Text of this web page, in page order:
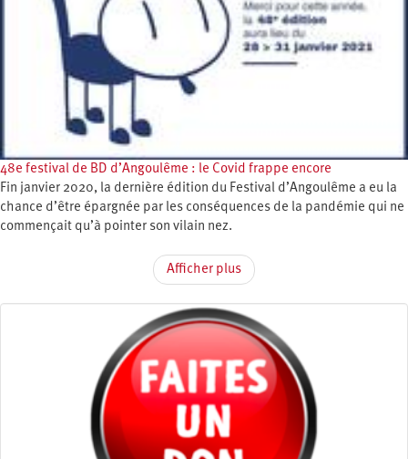
48e festival de BD d’Angoulême : le Covid frappe encore
Fin janvier 2020, la dernière édition du Festival d’Angoulême a eu la
chance d’être épargnée par les conséquences de la pandémie qui ne
commençait qu’à pointer son vilain nez.
Afficher plus